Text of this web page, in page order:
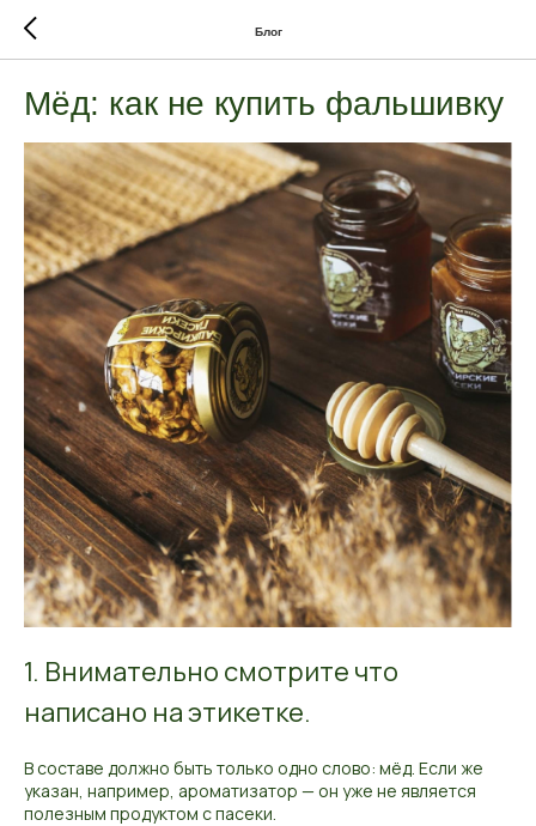
Блог
Мёд: как не купить фальшивку
1. Внимательно смотрите что
написано на этикетке.
В составе должно быть только одно слово: мёд. Если же
указан, например, ароматизатор — он уже не является
полезным продуктом с пасеки.